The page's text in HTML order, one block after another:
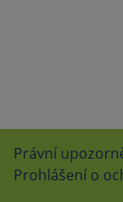
Právní
Prohlášení o